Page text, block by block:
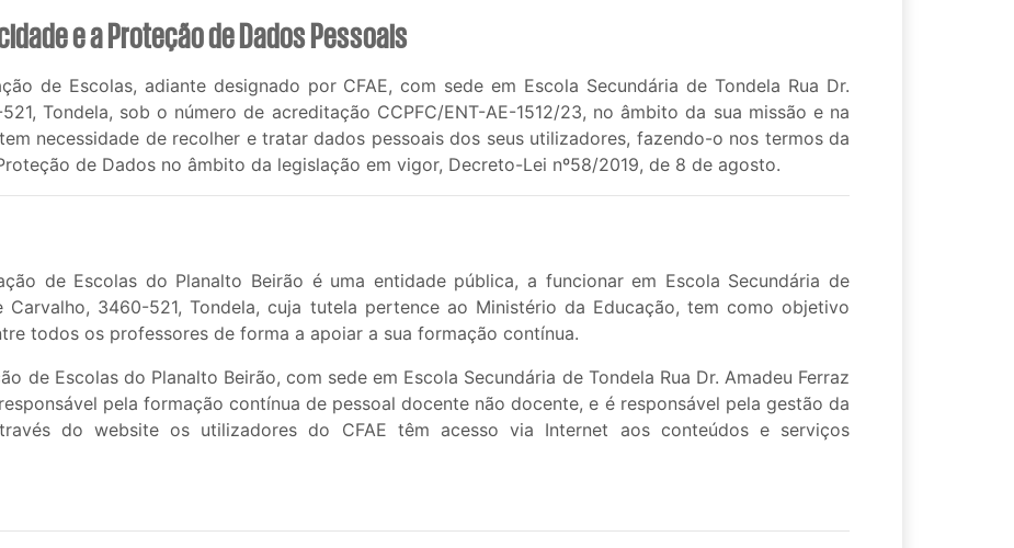
e a Proteção de Dados Pessoais
de Escolas, adiante designado por CFAE, com sede em Escola Secundária de Tondela Rua Dr.
Tondela, sob o número de acreditação CCPFC/ENT-AE-1512/23, no âmbito da sua missão e na
necessidade de recolher e tratar dados pessoais dos seus utilizadores, fazendo-o nos termos da
de Dados no âmbito da legislação em vigor, Decreto-Lei nº58/2019, de 8 de agosto.
de Escolas do Planalto Beirão é uma entidade pública, a funcionar em Escola Secundária de
Carvalho, 3460-521, Tondela, cuja tutela pertence ao Ministério da Educação, tem como objetivo
todos os professores de forma a apoiar a sua formação contínua.
de Escolas do Planalto Beirão, com sede em Escola Secundária de Tondela Rua Dr. Amadeu Ferraz
pela formação contínua de pessoal docente não docente, e é responsável pela gestão da
do website os utilizadores do CFAE têm acesso via Internet aos conteúdos e serviços